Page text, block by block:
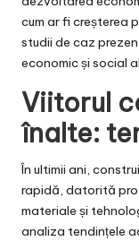
cum ar fi creșterea
studii de caz
economic și social
Viitorul
înalte:
În ultimii ani,
rapidă, datorită
materiale și
analiza tendințele